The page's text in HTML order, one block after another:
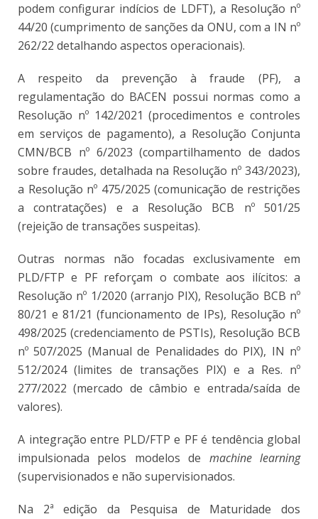
podem configurar indícios de LDFT), a Resolução nº
44/20 (cumprimento de sanções da ONU, com a IN nº
262/22 detalhando aspectos operacionais).
A respeito da prevenção à fraude (PF), a
regulamentação do BACEN possui normas como a
Resolução nº 142/2021 (procedimentos e controles
em serviços de pagamento), a Resolução Conjunta
CMN/BCB nº 6/2023 (compartilhamento de dados
sobre fraudes, detalhada na Resolução nº 343/2023),
a Resolução nº 475/2025 (comunicação de restrições
a contratações) e a Resolução BCB nº 501/25
(rejeição de transações suspeitas).
Outras normas não focadas exclusivamente em
PLD/FTP e PF reforçam o combate aos ilícitos: a
Resolução nº 1/2020 (arranjo PIX), Resolução BCB nº
80/21 e 81/21 (funcionamento de IPs), Resolução nº
498/2025 (credenciamento de PSTIs), Resolução BCB
nº 507/2025 (Manual de Penalidades do PIX), IN nº
512/2024 (limites de transações PIX) e a Res. nº
277/2022 (mercado de câmbio e entrada/saída de
valores).
A integração entre PLD/FTP e PF é tendência global
impulsionada pelos modelos de machine learning
(supervisionados e não supervisionados.
Na 2ª edição da Pesquisa de Maturidade dos